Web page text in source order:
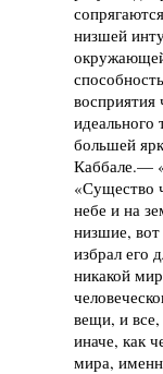
низшей
восприятия
идеального
большей
Каббале.—
«Существо
небе и на
низшие,
избрал его
никакой
вещи, и все,
иначе, как
мира,